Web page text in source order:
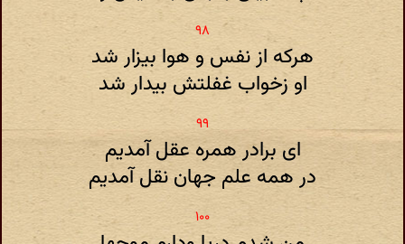
هرکه از نفس و هوا بیزار شد
او زخواب غفلتش بیدار شد
ای برادر همره عقل آمدیم
در همه علم جهان نقل آمدیم